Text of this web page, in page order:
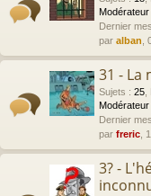
Modérateur
Dernier
par alban
31 - La
Sujets : 25
Modérateur
Dernier
par freric ,
3? -